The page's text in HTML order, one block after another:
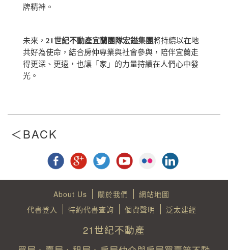
牌精神。
未來， 21世紀不動產宜蘭團隊宏鎰集團將持續以在地
共好為使命，結合房仲專業與社會參與，陪伴宜蘭走
得更深、更遠，也讓「家」的力量持續在人們心中發
光。
About Us 關於我們
網站地圖
代書登入
特約代書查詢 個資聲明 泛太建經
21世紀不動產